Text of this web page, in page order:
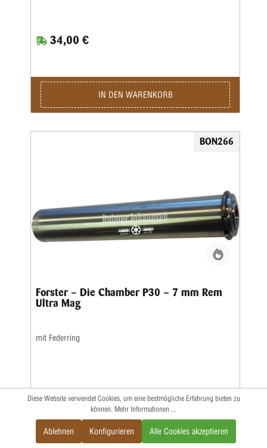
34,00 €
IN DEN WARENKORB
BON266
Forster – Die Chamber P30 – 7 mm Rem
Ultra Mag
mit Federring
34,00 €
Diese Website verwendet Cookies, um eine bestmögliche Erfahrung bieten zu
können. Mehr Informationen ...
Ablehnen Konfigurieren Alle Cookies akzeptieren